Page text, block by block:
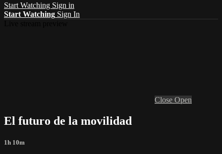
Start Watching Sign in
Start Watching Sign In
Close Open
El futuro de la movilidad
1h 10m